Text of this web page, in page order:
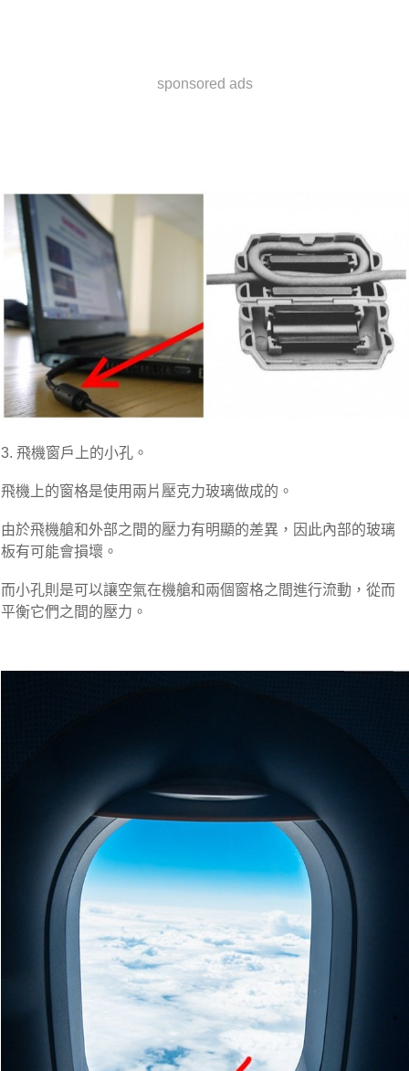
sponsored ads
3. 飛機窗戶上的小孔。
飛機上的窗格是使用兩片壓克力玻璃做成的。
由於飛機艙和外部之間的壓力有明顯的差異，因此內部的玻璃
板有可能會損壞。
而小孔則是可以讓空氣在機艙和兩個窗格之間進行流動，從而
平衡它們之間的壓力。